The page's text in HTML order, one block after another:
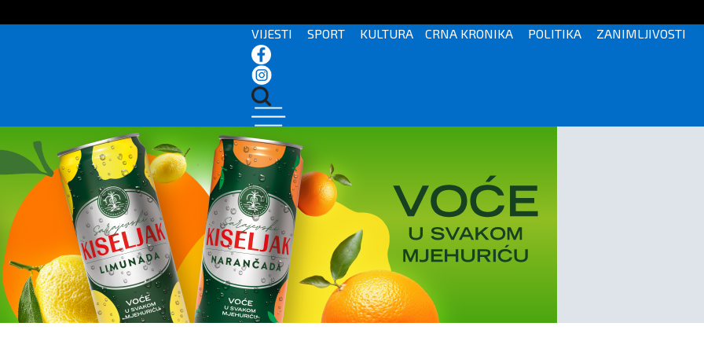
VIJESTI SPORT KULTURA CRNA KRONIKA POLITIKA ZANIMLJIVOSTI